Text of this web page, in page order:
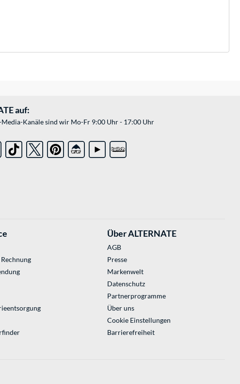
auf:
Media-Kanäle sind wir Mo-Fr 9:00 Uhr - 17:00 Uhr
Über ALTERNATE
AGB
Presse
Markenwelt
Datenschutz
Partnerprogramme
Über uns
Cookie Einstellungen
Barrierefreiheit